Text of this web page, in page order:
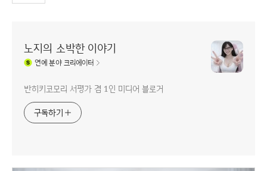
노지의 소박한 이야기
연예분야 크리에이터
반히키코모리 서평가 겸 1인 미디어 블로거
구독하기